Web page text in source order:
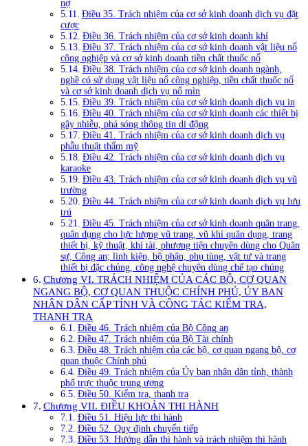
nợ
Điều 35. Trách nhiệm của cơ sở kinh doanh dịch vụ đặt
cược
Điều 36. Trách nhiệm của cơ sở kinh doanh khí
Điều 37. Trách nhiệm của cơ sở kinh doanh vật liệu nổ
công nghiệp và cơ sở kinh doanh tiền chất thuốc nổ
Điều 38. Trách nhiệm của cơ sở kinh doanh ngành,
nghề có sử dụng vật liệu nổ công nghiệp, tiền chất thuốc nổ
và cơ sở kinh doanh dịch vụ nổ mìn
Điều 39. Trách nhiệm của cơ sở kinh doanh dịch vụ in
Điều 40. Trách nhiệm của cơ sở kinh doanh các thiết bị
gây nhiễu, phá sóng thông tin di động
Điều 41. Trách nhiệm của cơ sở kinh doanh dịch vụ
phẫu thuật thẩm mỹ
Điều 42. Trách nhiệm của cơ sở kinh doanh dịch vụ
karaoke
Điều 43. Trách nhiệm của cơ sở kinh doanh dịch vụ vũ
trường
Điều 44. Trách nhiệm của cơ sở kinh doanh dịch vụ lưu
trú
Điều 45. Trách nhiệm của cơ sở kinh doanh quân trang,
quân dụng cho lực lượng vũ trang, vũ khí quân dụng, trang
thiết bị, kỹ thuật, khí tài, phương tiện chuyên dùng cho Quân
sự, Công an; linh kiện, bộ phận, phụ tùng, vật tư và trang
thiết bị đặc chủng, công nghệ chuyên dùng chế tạo chúng
Chương VI. TRÁCH NHIỆM CỦA CÁC BỘ, CƠ QUAN
NGANG BỘ, CƠ QUAN THUỘC CHÍNH PHỦ, ỦY BAN
NHÂN DÂN CẤP TỈNH VÀ CÔNG TÁC KIỂM TRA,
THANH TRA
Điều 46. Trách nhiệm của Bộ Công an
Điều 47. Trách nhiệm của Bộ Tài chính
Điều 48. Trách nhiệm của các bộ, cơ quan ngang bộ, cơ
quan thuộc Chính phủ
Điều 49. Trách nhiệm của Ủy ban nhân dân tỉnh, thành
phố trực thuộc trung ương
Điều 50. Kiểm tra, thanh tra
Chương VII. ĐIỀU KHOẢN THI HÀNH
Điều 51. Hiệu lực thi hành
Điều 52. Quy định chuyển tiếp
Điều 53. Hướng dẫn thi hành và trách nhiệm thi hành